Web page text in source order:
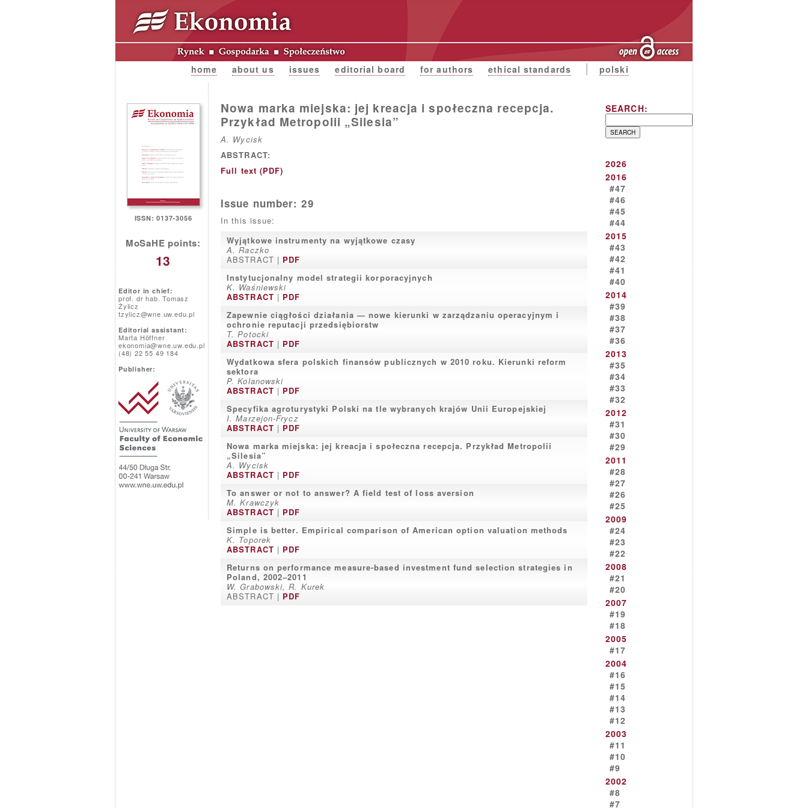
home about us issues editorial board for authors ethical standards polski
ISSN: 0137-3056
MoSaHE points:
13
Editor in chief:
prof. dr hab. Tomasz
Żylicz
tzylicz@wne.uw.edu.pl
Editorial assistant:
Marta Höffner
ekonomia@wne.uw.edu.pl
(48) 22 55 49 184
Publisher:
Nowa marka miejska: jej kreacja i społeczna recepcja.
Przykład Metropolii „Silesia”
A. Wycisk
ABSTRACT:
Full text (PDF)
Issue number: 29
In this issue:
Wyjątkowe instrumenty na wyjątkowe czasy
A. Raczko
ABSTRACT | PDF
Instytucjonalny model strategii korporacyjnych
K. Waśniewski
ABSTRACT | PDF
Zapewnie ciągłości działania — nowe kierunki w zarządzaniu operacyjnym i
ochronie reputacji przedsiębiorstw
T. Potocki
ABSTRACT | PDF
Wydatkowa sfera polskich finansów publicznych w 2010 roku. Kierunki reform
sektora
P. Kolanowski
ABSTRACT | PDF
Specyfika agroturystyki Polski na tle wybranych krajów Unii Europejskiej
I. Marzejon-Frycz
ABSTRACT | PDF
Nowa marka miejska: jej kreacja i społeczna recepcja. Przykład Metropolii
„Silesia”
A. Wycisk
ABSTRACT | PDF
To answer or not to answer? A field test of loss aversion
M. Krawczyk
ABSTRACT | PDF
Simple is better. Empirical comparison of American option valuation methods
K. Toporek
ABSTRACT | PDF
Returns on performance measure-based investment fund selection strategies in
Poland, 2002–2011
W. Grabowski, R. Kurek
ABSTRACT | PDF
SEARCH:
2026
2016
#47
#46
#45
#44
2015
#43
#42
#41
#40
2014
#39
#38
#37
#36
2013
#35
#34
#33
#32
2012
#31
#30
#29
2011
#28
#27
#26
#25
2009
#24
#23
#22
2008
#21
#20
2007
#19
#18
2005
#17
2004
#16
#15
#14
#13
#12
2003
#11
#10
#9
2002
#8
#7